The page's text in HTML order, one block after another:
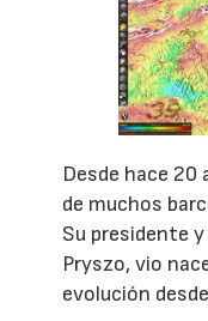
Desde hace 20
de muchos
Su presidente
Pryszo, vio
evolución